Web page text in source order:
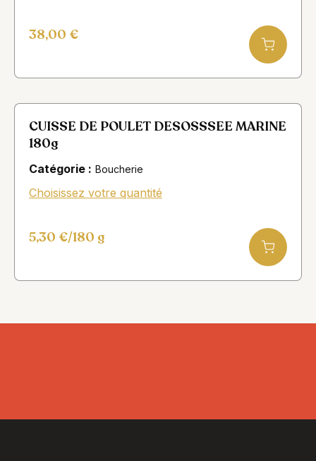
38,00 €
CUISSE DE POULET DESOSSSEE MARINE
180g
Catégorie : Boucherie
Choisissez votre quantité
5,30 €/180 g